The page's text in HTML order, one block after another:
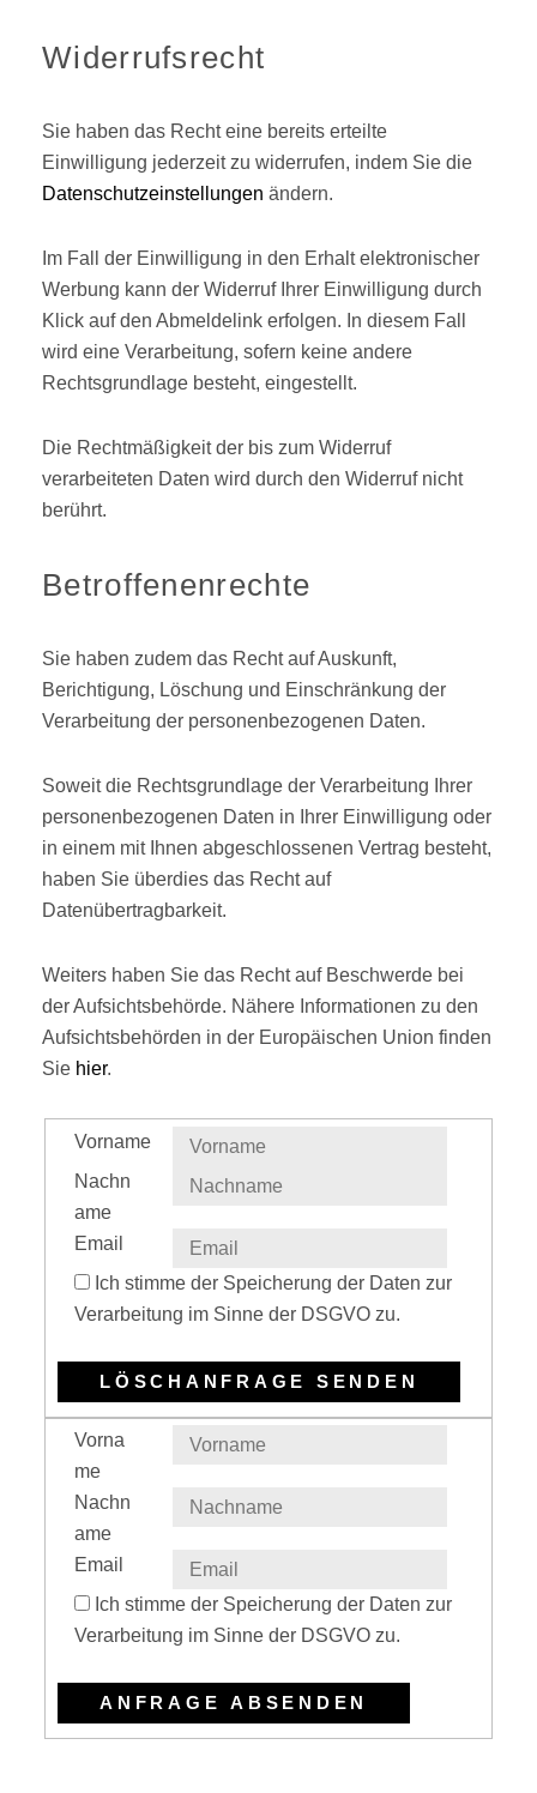
Widerrufsrecht
Sie haben das Recht eine bereits erteilte
Einwilligung jederzeit zu widerrufen, indem Sie die
Datenschutzeinstellungen ändern.
Im Fall der Einwilligung in den Erhalt elektronischer
Werbung kann der Widerruf Ihrer Einwilligung durch
Klick auf den Abmeldelink erfolgen. In diesem Fall
wird eine Verarbeitung, sofern keine andere
Rechtsgrundlage besteht, eingestellt.
Die Rechtmäßigkeit der bis zum Widerruf
verarbeiteten Daten wird durch den Widerruf nicht
berührt.
Betroffenenrechte
Sie haben zudem das Recht auf Auskunft,
Berichtigung, Löschung und Einschränkung der
Verarbeitung der personenbezogenen Daten.
Soweit die Rechtsgrundlage der Verarbeitung Ihrer
personenbezogenen Daten in Ihrer Einwilligung oder
in einem mit Ihnen abgeschlossenen Vertrag besteht,
haben Sie überdies das Recht auf
Datenübertragbarkeit.
Weiters haben Sie das Recht auf Beschwerde bei
der Aufsichtsbehörde. Nähere Informationen zu den
Aufsichtsbehörden in der Europäischen Union finden
Sie hier.
Vorname
Nachn
ame
Email
Ich stimme der Speicherung der Daten zur
Verarbeitung im Sinne der DSGVO zu.
Vorna
me
Nachn
ame
Email
Ich stimme der Speicherung der Daten zur
Verarbeitung im Sinne der DSGVO zu.